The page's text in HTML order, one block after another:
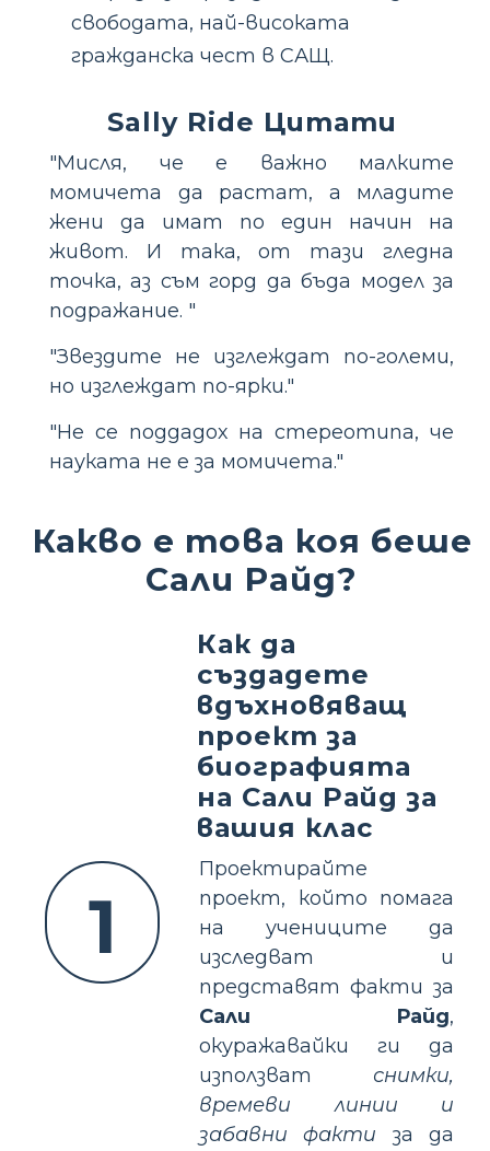
свободата, най-високата
гражданска чест в САЩ.
Sally Ride Цитати
"Мисля, че е важно малките
момичета да растат, а младите
жени да имат по един начин на
живот. И така, от тази гледна
точка, аз съм горд да бъда модел за
подражание. "
"Звездите не изглеждат по-големи,
но изглеждат по-ярки."
"Не се поддадох на стереотипа, че
науката не е за момичета."
Какво е това коя беше
Сали Райд?
1
Как да
създадете
вдъхновяващ
проект за
биографията
на Сали Райд за
вашия клас
Проектирайте
проект, който помага
на учениците да
изследват и
представят факти за
Сали Райд,
окуражавайки ги да
използват снимки,
времеви линии и
забавни факти за да